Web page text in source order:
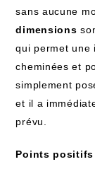
sans aucune
dimensions
qui permet une
cheminées et
simplement
et il a
prévu.
Points positifs